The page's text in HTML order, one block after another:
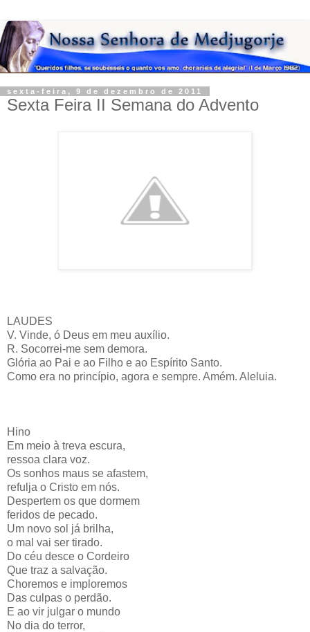
sexta-feira, 9 de dezembro de 2011
Sexta Feira II Semana do Advento
LAUDES
V. Vinde, ó Deus em meu auxílio.
R. Socorrei-me sem demora.
Glória ao Pai e ao Filho e ao Espírito Santo.
Como era no princípio, agora e sempre. Amém. Aleluia.
Hino
Em meio à treva escura,
ressoa clara voz.
Os sonhos maus se afastem,
refulja o Cristo em nós.
Despertem os que dormem
feridos de pecado.
Um novo sol já brilha,
o mal vai ser tirado.
Do céu desce o Cordeiro
Que traz a salvação.
Choremos e imploremos
Das culpas o perdão.
E ao vir julgar o mundo
No dia do terror,